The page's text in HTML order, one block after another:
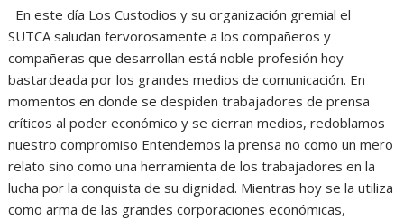
En este día Los Custodios y su organización gremial el
SUTCA saludan fervorosamente a los compañeros y
compañeras que desarrollan está noble profesión hoy
bastardeada por los grandes medios de comunicación. En
momentos en donde se despiden trabajadores de prensa
críticos al poder económico y se cierran medios, redoblamos
nuestro compromiso Entendemos la prensa no como un mero
relato sino como una herramienta de los trabajadores en la
lucha por la conquista de su dignidad. Mientras hoy se la utiliza
como arma de las grandes corporaciones económicas,